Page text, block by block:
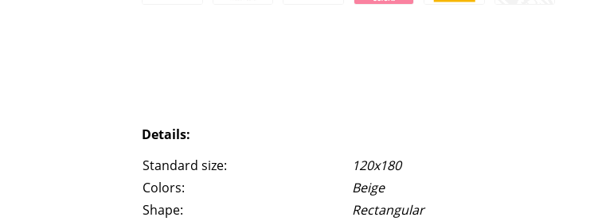
Details:
Standard size:
120x180
Colors:
Beige
Shape:
Rectangular